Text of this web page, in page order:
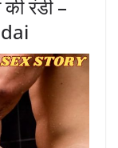
की रंडी –